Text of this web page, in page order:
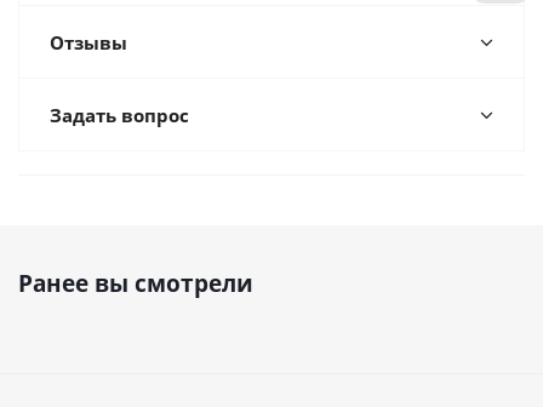
Отзывы
Задать вопрос
Ранее вы смотрели